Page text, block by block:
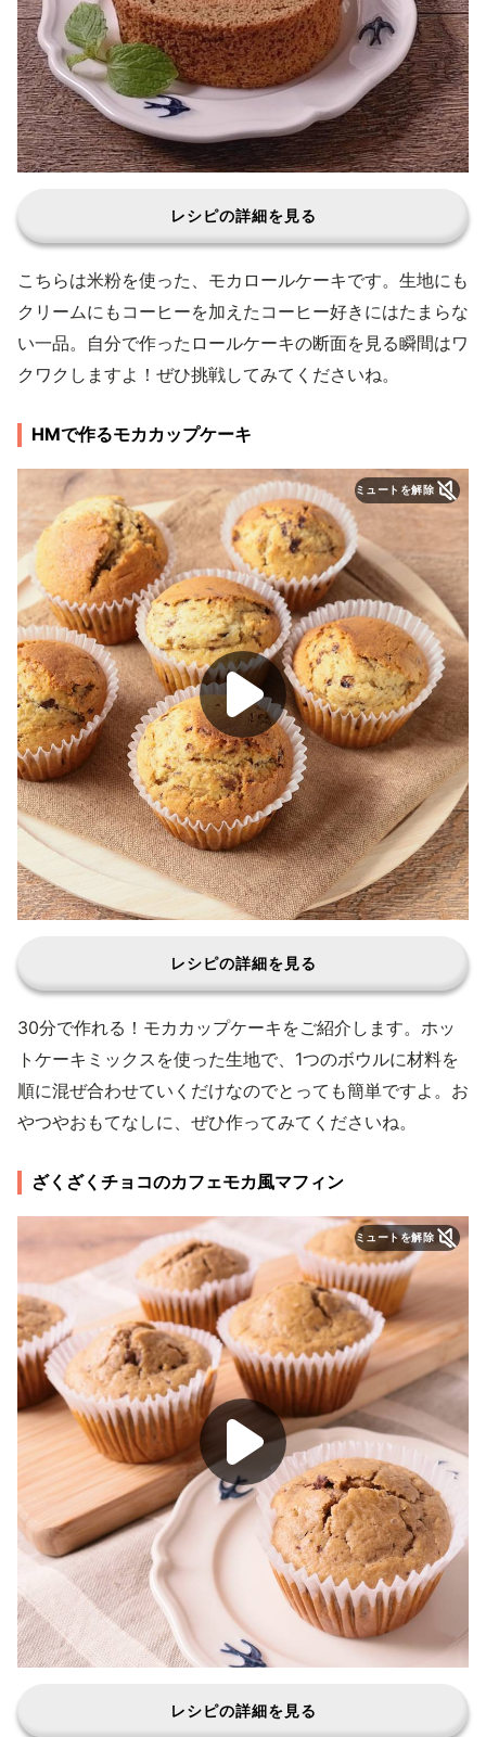
レシピの詳細を見る
こちらは米粉を使った、モカロールケーキです。生地にも
クリームにもコーヒーを加えたコーヒー好きにはたまらな
い一品。自分で作ったロールケーキの断面を見る瞬間はワ
クワクしますよ！ぜひ挑戦してみてくださいね。
HMで作るモカカップケーキ
ミュートを解除
レシピの詳細を見る
30分で作れる！モカカップケーキをご紹介します。ホッ
トケーキミックスを使った生地で、1つのボウルに材料を
順に混ぜ合わせていくだけなのでとっても簡単ですよ。お
やつやおもてなしに、ぜひ作ってみてくださいね。
ざくざくチョコのカフェモカ風マフィン
ミュートを解除
レシピの詳細を見る